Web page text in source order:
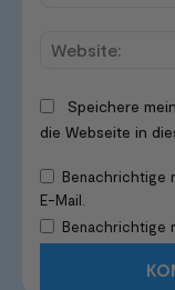
Speichere
die Webseite in
Benachrichtige
E-Mail.
Benachrichtige